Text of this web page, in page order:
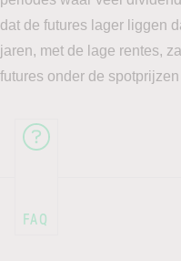
dat de futures lager liggen
jaren, met de lage rentes,
futures onder de